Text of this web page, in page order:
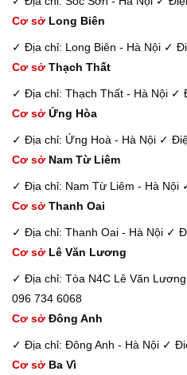
Cơ sở Long Biên
✓ Địa chỉ: Long Biên - Hà Nội ✓
Cơ sở Thạch Thất
✓ Địa chỉ: Thạch Thất - Hà Nội ✓
Cơ sở Ứng Hòa
✓ Địa chỉ: Ứng Hoà - Hà Nội ✓
Cơ sở Nam Từ Liêm
✓ Địa chỉ: Nam Từ Liêm - Hà Nội
Cơ sở Thanh Oai
✓ Địa chỉ: Thanh Oai - Hà Nội ✓
Cơ sở Lê Văn Lương
✓ Địa chỉ: Tòa N4C Lê Văn
096 734 6068
Cơ sở Đông Anh
✓ Địa chỉ: Đông Anh - Hà Nội ✓
Cơ sở Ba Vì